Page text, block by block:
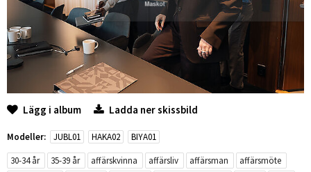
Lägg i album Ladda ner skissbild
Modeller: JUBL01 HAKA02
BIYA01
30-34 år
35-39 år affärskvinna affärsliv affärsman
affärsmöte